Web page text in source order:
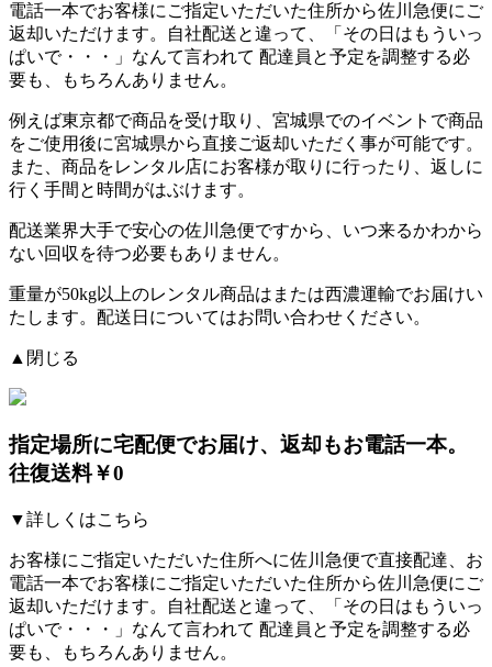
電話一本でお客様にご指定いただいた住所から佐川急便にご
返却いただけます。自社配送と違って、「その日はもういっ
ぱいで・・・」なんて言われて 配達員と予定を調整する必
要も、もちろんありません。
例えば東京都で商品を受け取り、宮城県でのイベントで商品
をご使用後に宮城県から直接ご返却いただく事が可能です。
また、商品をレンタル店にお客様が取りに行ったり、返しに
行く手間と時間がはぶけます。
配送業界大手で安心の佐川急便ですから、 いつ来るかわから
ない回収を待つ必要もありません。
重量が50kg以上のレンタル商品はまたは西濃運輸でお届けい
たします。配送日についてはお問い合わせください。
▲閉じる
指定場所に宅配便でお届け、返却もお電話一本。
往復送料￥0
▼詳しくはこちら
お客様にご指定いただいた住所へに佐川急便で直接配達、お
電話一本でお客様にご指定いただいた住所から佐川急便にご
返却いただけます。自社配送と違って、「その日はもういっ
ぱいで・・・」なんて言われて 配達員と予定を調整する必
要も、もちろんありません。